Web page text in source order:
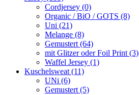
Cordjersey (0)
Organic / BiO / GOTS (8)
Uni (21)
Melange (8)
Gemustert (64)
mit Glitzer oder Foil Print (3)
Waffel Jersey (1)
Kuschelsweat (11)
UNi (6)
Gemustert (5)